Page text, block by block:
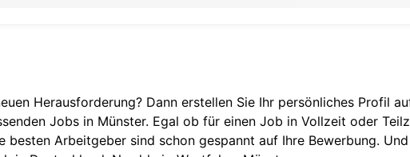
Herausforderung? Dann erstellen Sie Ihr persönliches Profil
Jobs in Münster. Egal ob für einen Job in Vollzeit oder
besten Arbeitgeber sind schon gespannt auf Ihre Bewerbung.